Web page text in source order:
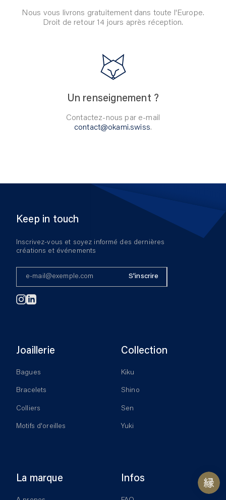
Nous vous livrons gratuitement dans toute l'Europe.
Droit de retour 14 jours après réception.
Un renseignement ?
Contactez-nous par e-mail
contact@okami.swiss.
Keep in touch
Inscrivez-vous et soyez informé des dernières
créations et événements
S'inscrire
Instagram
Linkedin
Joaillerie
Bagues
Bracelets
Colliers
Motifs d'oreilles
Collection
Kiku
Shino
Sen
Yuki
La marque Infos